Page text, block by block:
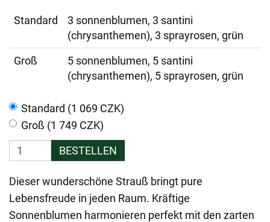
Standard
3 sonnenblumen, 3 santini
(chrysanthemen), 3 sprayrosen, grün
Groß
5 sonnenblumen, 5 santini
(chrysanthemen), 5 sprayrosen, grün
Standard (1 069 CZK)
Groß (1 749 CZK)
BESTELLEN
Dieser wunderschöne Strauß bringt pure
Lebensfreude in jeden Raum. Kräftige
Sonnenblumen harmonieren perfekt mit den zarten